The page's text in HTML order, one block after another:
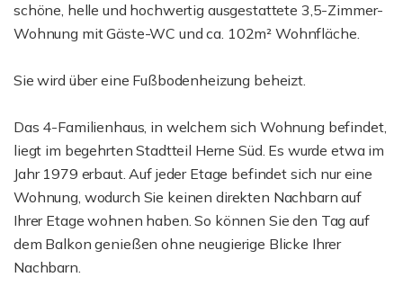
schöne, helle und hochwertig ausgestattete 3,5-Zimmer-
Wohnung mit Gäste-WC und ca. 102m² Wohnfläche.
Sie wird über eine Fußbodenheizung beheizt.
Das 4-Familienhaus, in welchem sich Wohnung befindet,
liegt im begehrten Stadtteil Herne Süd. Es wurde etwa im
Jahr 1979 erbaut. Auf jeder Etage befindet sich nur eine
Wohnung, wodurch Sie keinen direkten Nachbarn auf
Ihrer Etage wohnen haben. So können Sie den Tag auf
dem Balkon genießen ohne neugierige Blicke Ihrer
Nachbarn.